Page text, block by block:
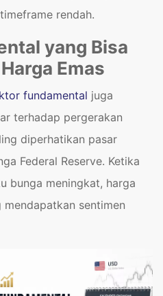
rendah.
yang Bisa
Emas
fundamental juga
terhadap pergerakan
diperhatikan pasar
Federal Reserve. Ketika
bunga meningkat, harga
mendapatkan sentimen